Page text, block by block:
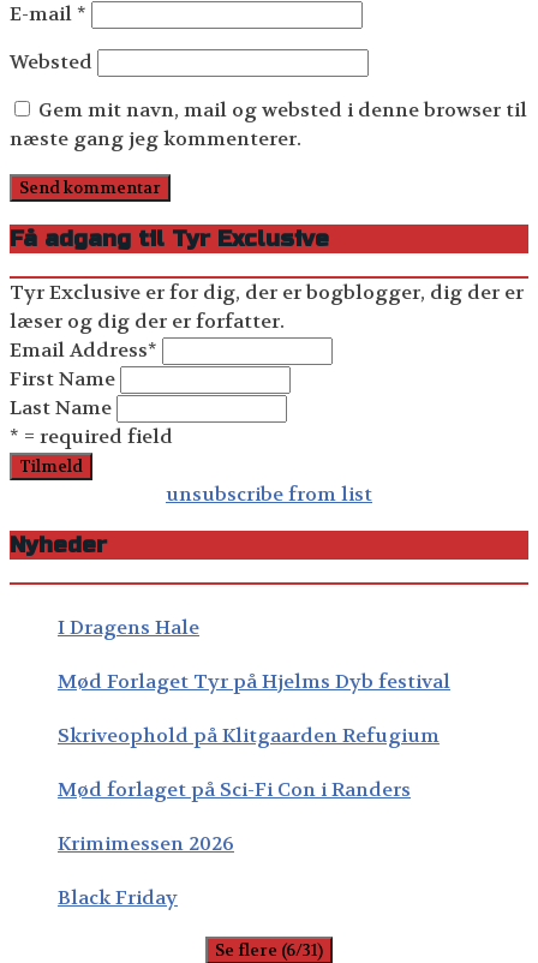
E-mail*
Websted
Gem mit navn, mail og websted i denne browser til
næste gang jeg kommenterer.
Få adgang til Tyr Exclusive
Tyr Exclusive er for dig, der er bogblogger, dig der er
læser og dig der er forfatter.
Email Address*
First Name
Last Name
* = required field
unsubscribe from list
Nyheder
I Dragens Hale
Mød Forlaget Tyr på Hjelms Dyb festival
Skriveophold på Klitgaarden Refugium
Mød forlaget på Sci-Fi Con i Randers
Krimimessen 2026
Black Friday
Se flere (6/31)